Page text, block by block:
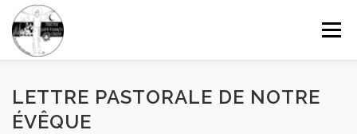
contenu
Menu
FAISONS CONNAISSANCE GRANDIR DANS LA FOI
LETTRE PASTORALE DE NOTRE
ÉVÊQUE